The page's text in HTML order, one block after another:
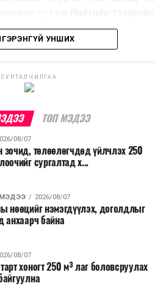
байна.
УНШИХ
СУРТАЛЧИЛГАА
ТОП МЭДЭЭ
08/07
зочид, төлөөлөгчдөд үйлчлэх 250
сургалтад х...
2026/08/07
нөөцийг нэмэгдүүлэх, доголдлыг
анхаарч байна
08/07
хоногт 250 м³ лаг боловсруулах